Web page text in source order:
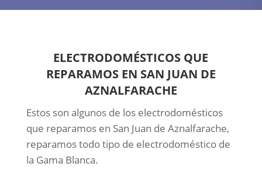
ELECTRODOMÉSTICOS QUE
REPARAMOS EN SAN JUAN DE
AZNALFARACHE
Estos son algunos de los electrodomésticos
que reparamos en San Juan de Aznalfarache,
reparamos todo tipo de electrodoméstico de
la Gama Blanca.